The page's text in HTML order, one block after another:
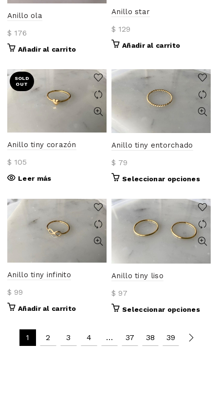
Anillo ola
$ 176
Añadir al carrito
Anillo star
$ 129
Añadir al carrito
SOLD
OUT
Anillo tiny corazón
$ 105
Leer más
Anillo tiny entorchado
$ 79
Seleccionar opcionesEste
tiene
Anillo tiny infinito
$ 99
Añadir al carrito
Anillo tiny liso
$ 97
Seleccionar opcionesEste
1 2 3 4 … 37 38 39